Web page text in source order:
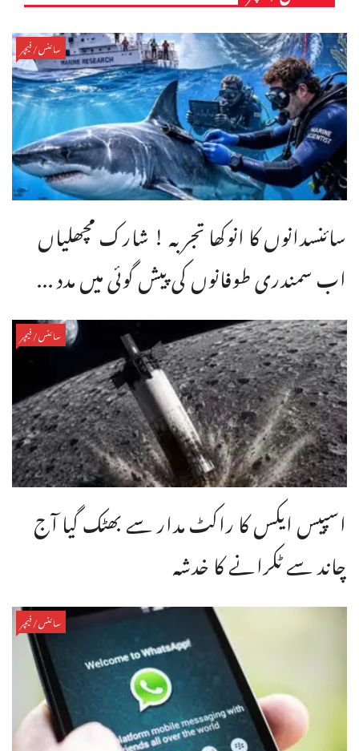
سائنس/فیچر
سائنسدانوں کا انوکھا تجربہ ! شارک مچھلیاں
اب سمندری طوفانوں کی پیش گوئی میں مدد ...
سائنس/فیچر
اسپیس ایکس کا راکٹ مدار سے بھٹک گیا آج
چاند سے ٹکرانے کا خدشہ
سائنس/فیچر